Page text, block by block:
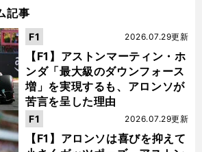
記事
【F1】アストンマーティン・ホ
ンダ「最大級のダウンフォース
増」を実現するも、アロンソが
苦言を呈した理由
2026.07.29更新
F1
【F1】アロンソは喜びを抑えて
2026.07.29更新
F1